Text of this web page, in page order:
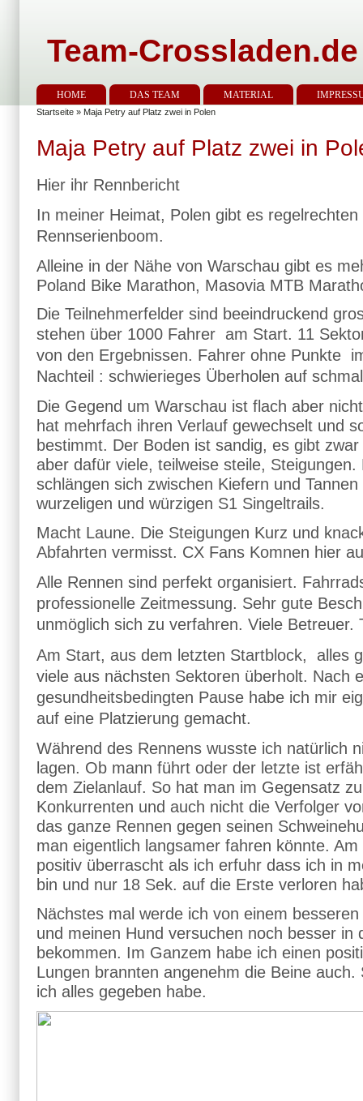
Team-Crossladen.de
HOME DAS TEAM MATERIAL
Startseite » Maja Petry auf Platz zwei in Polen
Maja Petry auf Platz zwei in
Hier ihr Rennbericht
In meiner Heimat, Polen gibt es
Rennserienboom.
Alleine in der Nähe von Warschau gibt es
Poland Bike Marathon, Masovia MTB
Die Teilnehmerfelder sind beeindruckend
stehen über 1000 Fahrer am Start. 11
von den Ergebnissen. Fahrer ohne Punkte
Nachteil : schwierieges Überholen auf
Die Gegend um Warschau ist flach aber
hat mehrfach ihren Verlauf gewechselt und
bestimmt. Der Boden ist sandig, es gibt
aber dafür viele, teilweise steile, Steigungen.
schlängen sich zwischen Kiefern und
wurzeligen und würzigen S1 Singeltrails.
Macht Laune. Die Steigungen Kurz und
Abfahrten vermisst. CX Fans Komnen hier
Alle Rennen sind perfekt organisiert.
professionelle Zeitmessung. Sehr gute
unmöglich sich zu verfahren. Viele Betreuer.
Am Start, aus dem letzten Startblock, alles
viele aus nächsten Sektoren überholt. Nach
gesundheitsbedingten Pause habe ich mir
auf eine Platzierung gemacht.
Während des Rennens wusste ich natürlich
lagen. Ob mann führt oder der letzte ist
dem Zielanlauf. So hat man im Gegensatz
Konkurrenten und auch nicht die Verfolger
das ganze Rennen gegen seinen
man eigentlich langsamer fahren könnte.
positiv überrascht als ich erfuhr dass ich in
bin und nur 18 Sek. auf die Erste verloren
Nächstes mal werde ich von einem
und meinen Hund versuchen noch besser in
bekommen. Im Ganzem habe ich einen
Lungen brannten angenehm die Beine
ich alles gegeben habe.